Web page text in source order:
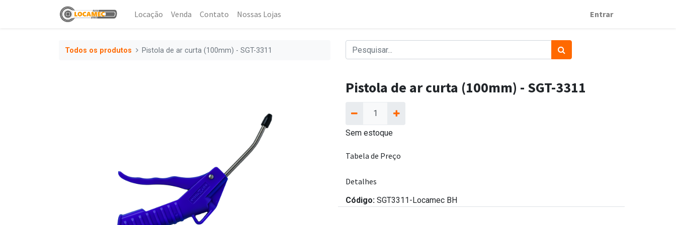
Locação Venda Contato Nossas Lojas Entrar
Todos os produtos Pistola de ar curta (100mm) - SGT-3311
Pistola de ar curta (100mm) - SGT-3311
Sem estoque
Tabela de Preço
Detalhes
Código: SGT3311-Locamec BH